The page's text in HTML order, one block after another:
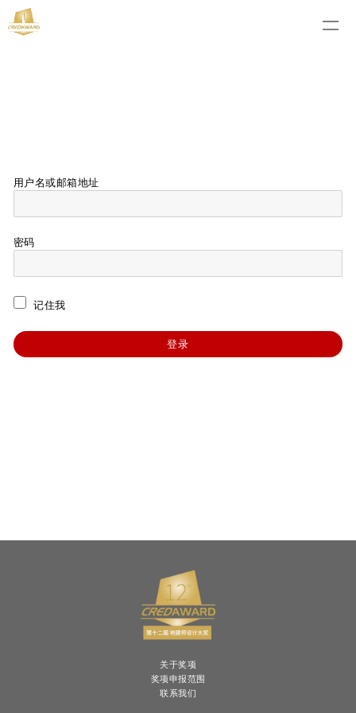
用户名或邮箱地址
密码
记住我
关于奖项
奖项申报范围
联系我们